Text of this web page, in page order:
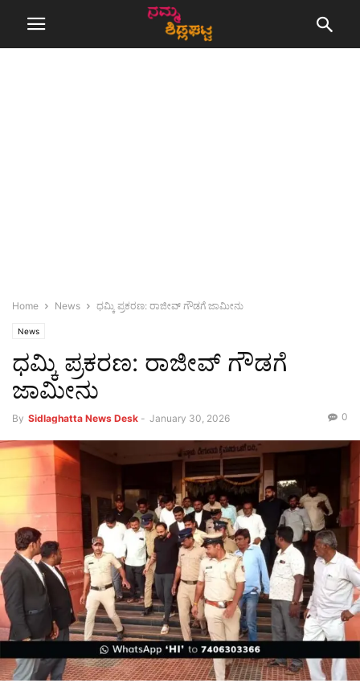
Home News ಧಮ್ಕಿ ಪ್ರಕರಣ: ರಾಜೀವ್ ಗೌಡಗೆ ಜಾಮೀನು
News
ಧಮ್ಕಿ ಪ್ರಕರಣ: ರಾಜೀವ್ ಗೌಡಗೆ
ಜಾಮೀನು
By Sidlaghatta News Desk - January 30, 2026 0